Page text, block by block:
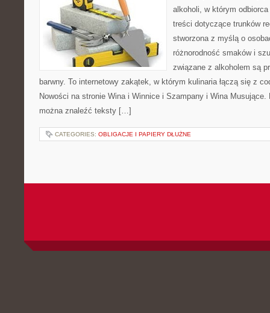
alkoholi, w którym
treści dotyczące trunków
stworzona z myślą o
różnorodność smaków i
związane z alkoholem są
barwny. To internetowy zakątek, w którym kulinaria łączą się z
Nowości na stronie Wina i Winnice i Szampany i Wina Musujące.
można znaleźć teksty […]
CATEGORIES: OBLIGACJE I PAPIERY DŁUŻNE